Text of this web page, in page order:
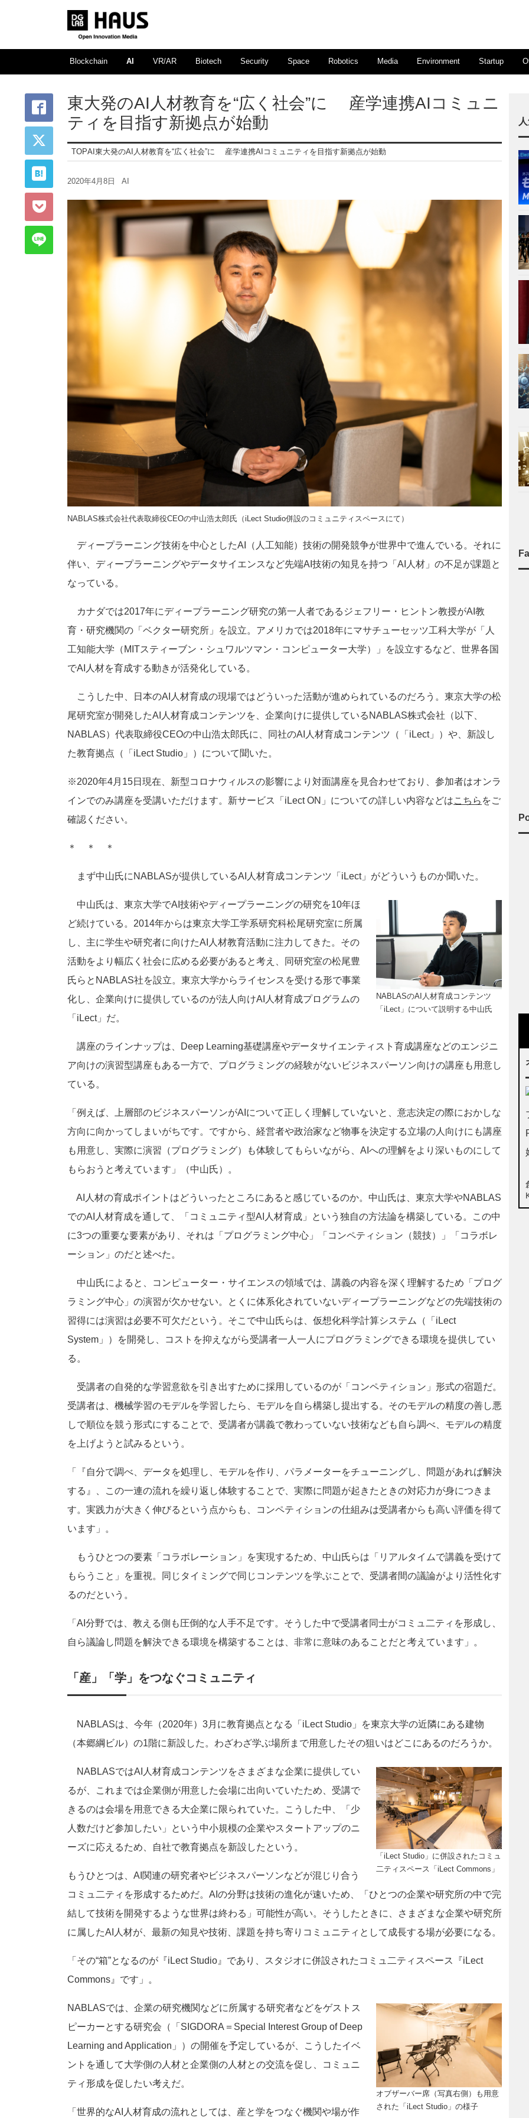
Blockchain AI VR/AR Biotech Security Space Robotics Media Environment Startup
東大発のAI人材教育を“広く社会”に 産学連携AIコミュニ
ティを目指す新拠点が始動
TOPAI 東大発のAI人材教育を“広く社会”に 産学連携AIコミュニティを目指す新拠点が始動
2020年4月8日 AI
NABLAS株式会社代表取締役CEOの中山浩太郎氏（iLect Studio併設のコミュニティスペースにて）
ディープラーニング技術を中心としたAI（人工知能）技術の開発競争が世界中で進んでいる。それに
伴い、ディープラーニングやデータサイエンスなど先端AI技術の知見を持つ「AI人材」の不足が課題と
なっている。
カナダでは2017年にディープラーニング研究の第一人者であるジェフリー・ヒントン教授がAI教
育・研究機関の「ベクター研究所」を設立。アメリカでは2018年にマサチューセッツ工科大学が「人
工知能大学（MITスティーブン・シュワルツマン・コンピューター大学）」を設立するなど、世界各国
でAI人材を育成する動きが活発化している。
こうした中、日本のAI人材育成の現場ではどういった活動が進められているのだろう。東京大学の松
尾研究室が開発したAI人材育成コンテンツを、企業向けに提供しているNABLAS株式会社（以下、
NABLAS）代表取締役CEOの中山浩太郎氏に、同社のAI人材育成コンテンツ（「iLect」）や、新設し
た教育拠点（「iLect Studio」）について聞いた。
※2020年4月15日現在、新型コロナウィルスの影響により対面講座を見合わせており、参加者はオンラ
インでのみ講座を受講いただけます。新サービス「iLect ON」についての詳しい内容などはこちら をご
確認ください。
＊ ＊ ＊
まず中山氏にNABLASが提供しているAI人材育成コンテンツ「iLect」がどういうものか聞いた。
NABLASのAI人材育成コンテンツ
「iLect」について説明する中山氏
中山氏は、東京大学でAI技術やディープラーニングの研究を10年ほ
ど続けている。2014年からは東京大学工学系研究科松尾研究室に所属
し、主に学生や研究者に向けたAI人材教育活動に注力してきた。その
活動をより幅広く社会に広める必要があると考え、同研究室の松尾豊
氏らとNABLAS社を設立。東京大学からライセンスを受ける形で事業
化し、企業向けに提供しているのが法人向けAI人材育成プログラムの
「iLect」だ。
講座のラインナップは、Deep Learning基礎講座やデータサイエンティスト育成講座などのエンジニ
ア向けの演習型講座もある一方で、プログラミングの経験がないビジネスパーソン向けの講座も用意し
ている。
「例えば、上層部のビジネスパーソンがAIについて正しく理解していないと、意志決定の際におかしな
方向に向かってしまいがちです。ですから、経営者や政治家など物事を決定する立場の人向けにも講座
も用意し、実際に演習（プログラミング）も体験してもらいながら、AIへの理解をより深いものにして
もらおうと考えています」（中山氏）。
AI人材の育成ポイントはどういったところにあると感じているのか。中山氏は、東京大学やNABLAS
でのAI人材育成を通して、「コミュニティ型AI人材育成」という独自の方法論を構築している。この中
に3つの重要な要素があり、それは「プログラミング中心」「コンペティション（競技）」「コラボレ
ーション」のだと述べた。
中山氏によると、コンピューター・サイエンスの領域では、講義の内容を深く理解するため「プログ
ラミング中心」の演習が欠かせない。とくに体系化されていないディープラーニングなどの先端技術の
習得には演習は必要不可欠だという。そこで中山氏らは、仮想化科学計算システム（「iLect
System」）を開発し、コストを抑えながら受講者一人一人にプログラミングできる環境を提供してい
る。
受講者の自発的な学習意欲を引き出すために採用しているのが「コンペティション」形式の宿題だ。
受講者は、機械学習のモデルを学習したら、モデルを自ら構築し提出する。そのモデルの精度の善し悪
しで順位を競う形式にすることで、受講者が講義で教わっていない技術なども自ら調べ、モデルの精度
を上げようと試みるという。
「『自分で調べ、データを処理し、モデルを作り、パラメーターをチューニングし、問題があれば解決
する』、この一連の流れを繰り返し体験することで、実際に問題が起きたときの対応力が身につきま
す。実践力が大きく伸びるという点からも、コンペティションの仕組みは受講者からも高い評価を得て
います」。
もうひとつの要素「コラボレーション」を実現するため、中山氏らは「リアルタイムで講義を受けて
もらうこと」を重視。同じタイミングで同じコンテンツを学ぶことで、受講者間の議論がより活性化す
るのだという。
「AI分野では、教える側も圧倒的な人手不足です。そうした中で受講者同士がコミュ二ティを形成し、
自ら議論し問題を解決できる環境を構築することは、非常に意味のあることだと考えています」。
「産」「学」をつなぐコミュニティ
NABLASは、今年（2020年）3月に教育拠点となる「iLect Studio」を東京大学の近隣にある建物
（本郷綱ビル）の1階に新設した。わざわざ学ぶ場所まで用意したその狙いはどこにあるのだろうか。
「iLect Studio」に併設されたコミュ
二ティスペース「iLect Commons」
NABLASではAI人材育成コンテンツをさまざまな企業に提供してい
るが、これまでは企業側が用意した会場に出向いていたため、受講で
きるのは会場を用意できる大企業に限られていた。こうした中、「少
人数だけど参加したい」という中小規模の企業やスタートアップのニ
ーズに応えるため、自社で教育拠点を新設したという。
もうひとつは、AI関連の研究者やビジネスパーソンなどが混じり合う
コミュ二ティを形成するためだ。AIの分野は技術の進化が速いため、「ひとつの企業や研究所の中で完
結して技術を開発するような世界は終わる」可能性が高い。そうしたときに、さまざまな企業や研究所
に属したAI人材が、最新の知見や技術、課題を持ち寄りコミュニティとして成長する場が必要になる。
「その“箱”となるのが『iLect Studio』であり、スタジオに併設されたコミュ二ティスペース『iLect
Commons』です」。
オブザーバー席（写真右側）も用意
された「iLect Studio」の様子
NABLASでは、企業の研究機関などに所属する研究者などをゲストス
ピーカーとする研究会（「SIGDORA＝Special Interest Group of Deep
Learning and Application」）の開催を予定しているが、こうしたイベ
ントを通して大学側の人材と企業側の人材との交流を促し、コミュニ
ティ形成を促したい考えだ。
「世界的なAI人材育成の流れとしては、産と学をつなぐ機関や場が作